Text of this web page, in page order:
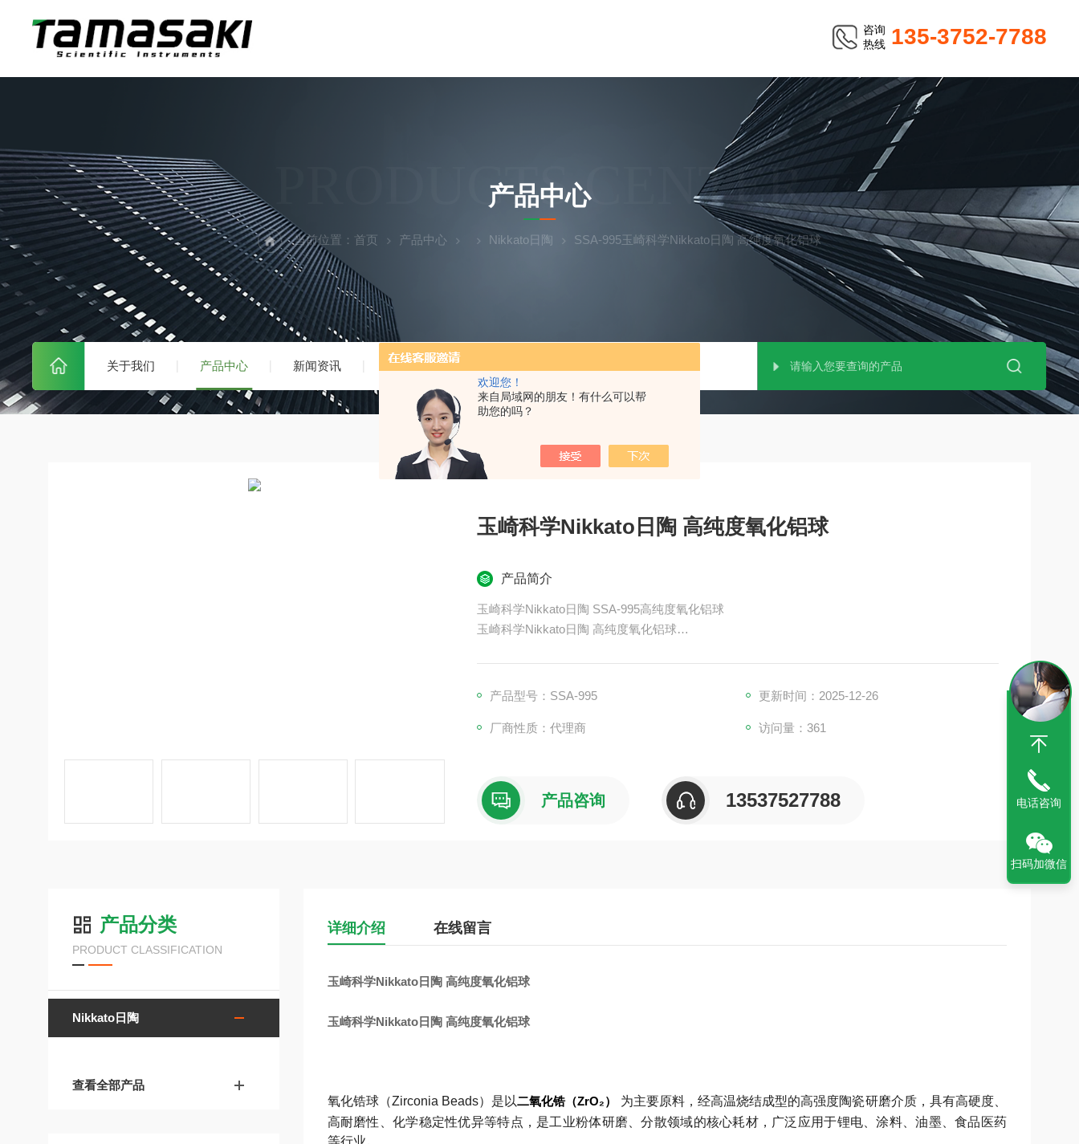
欢迎您！
来自局域网的朋友！有什么可以帮
助您的吗？
咨询
热线 135-3752-7788
关于我们 产品中心 新闻资讯 技术文章
PRODUCTS CENTER
产品中心
当前位置： 首页 产品中心 Nikkato日陶 SSA-995玉崎科学Nikkato日陶 高纯度氧化铝球
玉崎科学Nikkato日陶 高纯度氧化铝球
产品简介
玉崎科学Nikkato日陶 SSA-995高纯度氧化铝球
玉崎科学Nikkato日陶 高纯度氧化铝球
材，广泛应用于锂电、涂料、油墨、食品医药等行业。
产品型号：SSA-995 更新时间：2025-12-26
厂商性质：代理商 访问量：361
产品咨询 13537527788
产品分类
PRODUCT CLASSIFICATION
Nikkato日陶
查看全部产品
详细介绍 在线留言
玉崎科学Nikkato日陶 高纯度氧化铝球
玉崎科学Nikkato日陶 高纯度氧化铝球
氧化锆球（Zirconia Beads）是以二氧化锆（ZrO₂）
为主要原料，经高温烧结成型的高强度陶瓷研磨介质，具有高硬度、
高耐磨性、化学稳定性优异等特点，是工业粉体研磨、分散领域的核心耗材，广泛应用于锂电、涂料、油墨、食品医药
等行业。
电话咨询
扫码加微信